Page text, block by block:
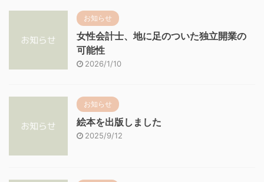
お知らせ
女性会計士、地に足のついた独立開業の
可能性
2026/1/10
お知らせ
絵本を出版しました
2025/9/12